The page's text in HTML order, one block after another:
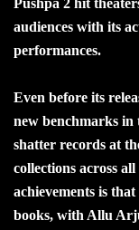
Pushpa 2 hit
audiences with its
performances.
Even before its
new benchmarks in
shatter records at
collections across
achievements is
books, with Allu